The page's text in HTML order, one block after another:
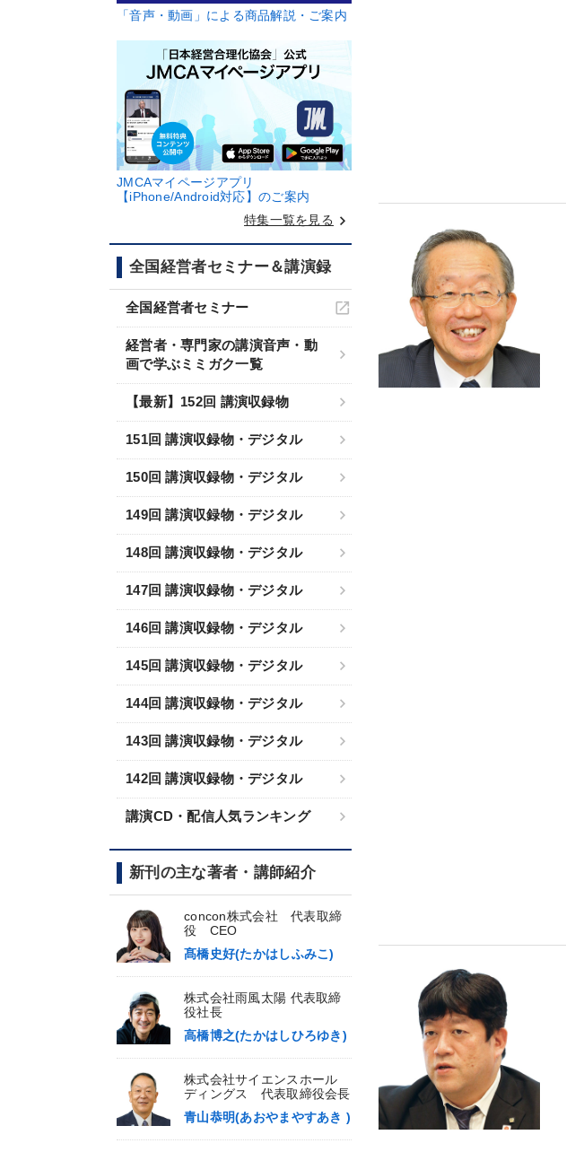
「音声・動画」による商品解説・ご案内
JMCAマイページアプリ
【iPhone/Android対応】のご案内
特集一覧を見る keyboard_arrow_right
全国経営者セミナー＆講演録
全国経営者セミナー
経営者・専門家の講演音声・動
画で学ぶミミガク一覧
【最新】152回 講演収録物
151回 講演収録物・デジタル
150回 講演収録物・デジタル
149回 講演収録物・デジタル
148回 講演収録物・デジタル
147回 講演収録物・デジタル
146回 講演収録物・デジタル
145回 講演収録物・デジタル
144回 講演収録物・デジタル
143回 講演収録物・デジタル
142回 講演収録物・デジタル
講演CD・配信人気ランキング
新刊の主な著者・講師紹介
concon株式会社 代表取締
役 CEO
髙橋史好(たかはしふみこ)
株式会社雨風太陽 代表取締
役社長
高橋博之(たかはしひろゆき)
株式会社サイエンスホール
ディングス 代表取締役会長
青山恭明(あおやまやすあき )